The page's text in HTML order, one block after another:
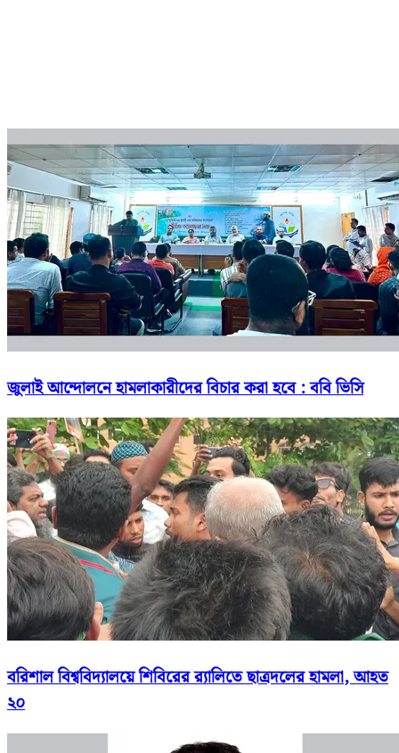
জুলাই আন্দোলনে হামলাকারীদের বিচার করা হবে : ববি ভিসি
বরিশাল বিশ্ববিদ্যালয়ে শিবিরের র‍্যালিতে ছাত্রদলের হামলা, আহত
২০